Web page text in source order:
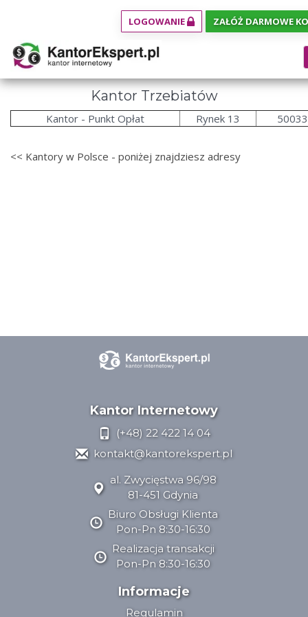
LOGOWANIE ZAŁÓŻ DARMOWE
Kantor Trzebiatów
Kantor - Punkt Opłat Rynek 13
<< Kantory w Polsce - poniżej znajdziesz adresy
Kantor Internetowy
(+48) 22 422 14 04
kontakt@kantorekspert.pl
al. Zwycięstwa 96/98
81-451 Gdynia
Biuro Obsługi Klienta
Pon-Pn 8:30-16:30
Realizacja transakcji
Pon-Pn 8:30-16:30
Informacje
Regulamin